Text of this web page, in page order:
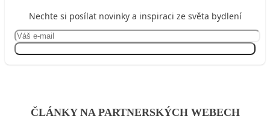
Nechte si posílat novinky a inspiraci ze světa bydlení
ČLÁNKY NA PARTNERSKÝCH WEBECH